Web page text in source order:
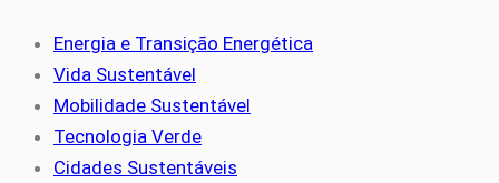
Energia e Transição Energética
Vida Sustentável
Mobilidade Sustentável
Tecnologia Verde
Cidades Sustentáveis